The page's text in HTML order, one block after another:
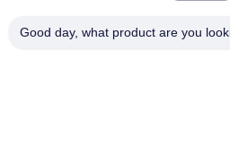
spanning die
Good day, what product are you